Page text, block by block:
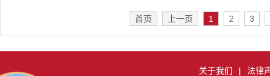
首页 上一页 1 2 3
关于我们 |
法律